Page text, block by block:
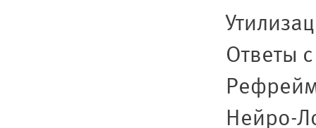
Ответы
Нейро-